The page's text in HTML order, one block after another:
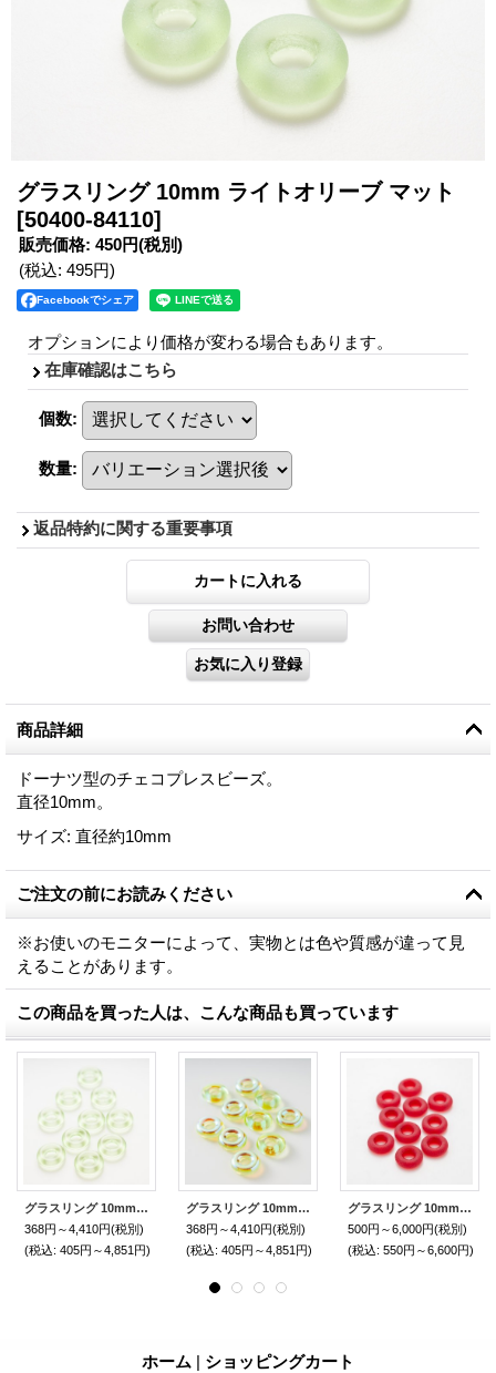
グラスリング 10mm ライトオリーブ マット
[50400-84110]
販売価格: 450円(税別)
(税込: 495円)
Facebookでシェア
オプションにより価格が変わる場合もあります。
在庫確認はこちら
個数:
数量:
返品特約に関する重要事項
商品詳細
ドーナツ型のチェコプレスビーズ。
直径10mm。
サイズ: 直径約10mm
ご注文の前にお読みください
※お使いのモニターによって、実物とは色や質感が違って見
えることがあります。
この商品を買った人は、こんな商品も買っています
グラスリング 10mm ライトオリーブ
368円～4,410円(税別)
(税込: 405円～4,851円)
グラスリング 10mm ライトオリーブAB
368円～4,410円(税別)
(税込: 405円～4,851円)
グラスリング 10mm ルビーマット
500円～6,000円(税別)
(税込: 550円～6,600円)
ホーム | ショッピングカート